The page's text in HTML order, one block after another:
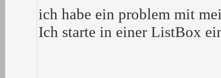
ich habe ein problem mit
Ich starte in einer ListBox